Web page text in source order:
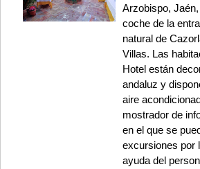
Arzobispo,
coche de la
natural de
Villas. Las
Hotel están
andaluz y
aire
mostrador de
en el que se
excursiones por
ayuda del